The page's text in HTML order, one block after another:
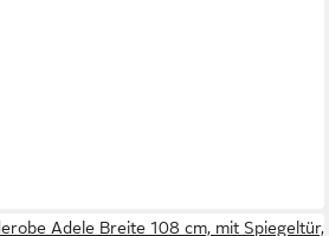
Adele Breite 108 cm, mit Spiegeltür,